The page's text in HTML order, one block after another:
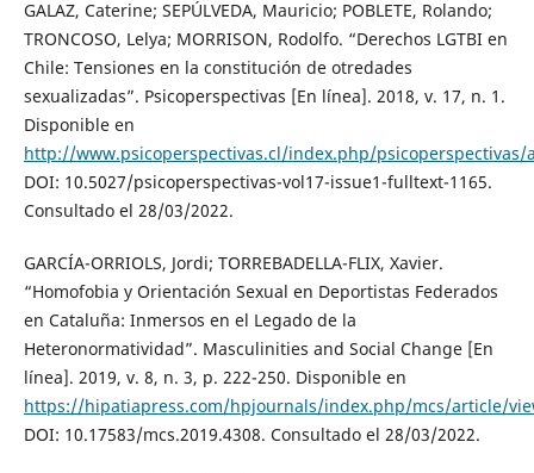
GALAZ, Caterine; SEPÚLVEDA, Mauricio; POBLETE, Rolando;
TRONCOSO, Lelya; MORRISON, Rodolfo. “Derechos LGTBI en
Chile: Tensiones en la constitución de otredades
sexualizadas”. Psicoperspectivas [En línea]. 2018, v. 17, n. 1.
Disponible en
http://www.psicoperspectivas.cl/index.php/psicoperspectivas/
DOI: 10.5027/psicoperspectivas-vol17-issue1-fulltext-1165.
Consultado el 28/03/2022.
GARCÍA-ORRIOLS, Jordi; TORREBADELLA-FLIX, Xavier.
“Homofobia y Orientación Sexual en Deportistas Federados
en Cataluña: Inmersos en el Legado de la
Heteronormatividad”. Masculinities and Social Change [En
línea]. 2019, v. 8, n. 3, p. 222-250. Disponible en
https://hipatiapress.com/hpjournals/index.php/mcs/article/
DOI: 10.17583/mcs.2019.4308. Consultado el 28/03/2022.